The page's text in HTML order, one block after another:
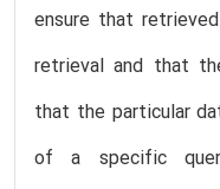
ensure that
retrieval and that
that the particular
of a specific